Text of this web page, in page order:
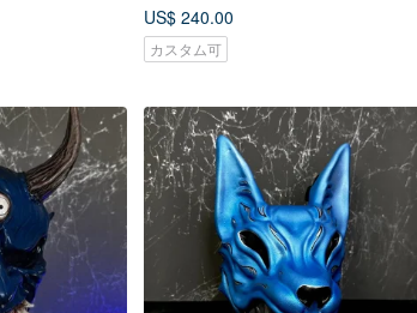
US$ 240.00
カスタム可